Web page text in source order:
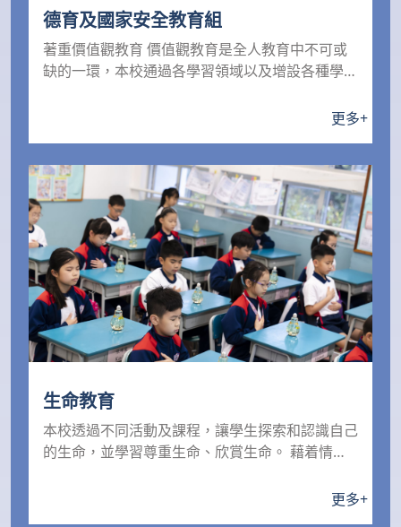
德育及國家安全教育組
著重價值觀教育 價值觀教育是全人教育中不可或
缺的一環，本校通過各學習領域以及增設各種學習
更多+
生命教育
本校透過不同活動及課程，讓學生探索和認識自己
的生命，並學習尊重生命、欣賞生命。 藉着情緒
更多+